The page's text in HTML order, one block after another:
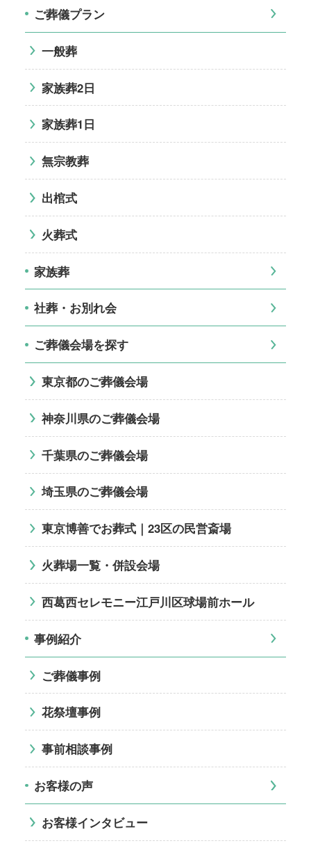
ご葬儀プラン
一般葬
家族葬2日
家族葬1日
無宗教葬
出棺式
火葬式
家族葬
社葬・お別れ会
ご葬儀会場を探す
東京都のご葬儀会場
神奈川県のご葬儀会場
千葉県のご葬儀会場
埼玉県のご葬儀会場
東京博善でお葬式｜23区の民営斎場
火葬場一覧・併設会場
西葛西セレモニー江戸川区球場前ホール
事例紹介
ご葬儀事例
花祭壇事例
事前相談事例
お客様の声
お客様インタビュー